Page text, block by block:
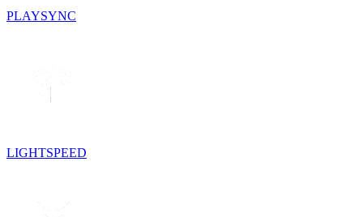
PLAYSYNC
LIGHTSPEED